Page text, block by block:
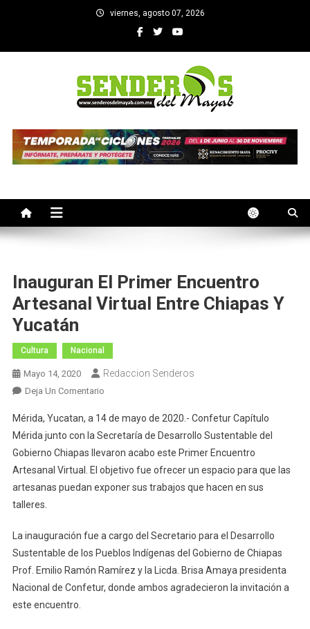
viernes, agosto 07, 2026
SENDEROS DEL MAYAB
Inauguran El Primer Encuentro
Artesanal Virtual Entre Chiapas Y
Yucatán
Cultura Nacional
Mayo 14, 2020 Redaccion Senderos
Deja Un ComentarioEn
El
Primer
Encuentro
Artesanal
Virtual
Y
Yucatán
Mérida, Yucatan, a 14 de mayo de 2020.- Confetur Capítulo
Mérida junto con la Secretaría de Desarrollo Sustentable del
Gobierno Chiapas llevaron acabo este Primer Encuentro
Artesanal Virtual. El objetivo fue ofrecer un espacio para que las
artesanas puedan exponer sus trabajos que hacen en sus
talleres.
La inauguración fue a cargo del Secretario para el Desarrollo
Sustentable de los Pueblos Indígenas del Gobierno de Chiapas
Prof. Emilio Ramón Ramírez y la Licda. Brisa Amaya presidenta
Nacional de Confetur, donde ambos agradecieron la invitación a
este encuentro.